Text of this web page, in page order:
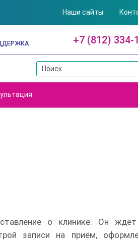
Наши сайты
+7 (812) 334-
о клинике. Он
записи на приём,